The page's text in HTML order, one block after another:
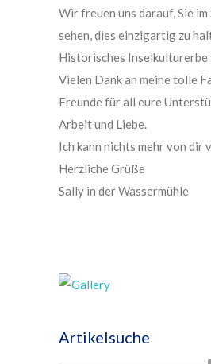
Wir freuen uns darauf, Sie im
sehen, dies einzigartig zu
Historisches Inselkulturerbe
Vielen Dank an meine tolle
Freunde für all eure
Arbeit und Liebe.
Ich kann nichts mehr von dir
Herzliche Grüße
Sally in der Wassermühle
Artikelsuche